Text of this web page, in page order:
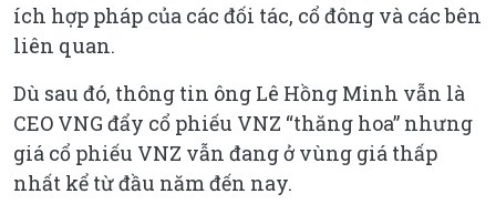
ích hợp pháp của các đối tác, cổ đông và các bên
liên quan.
Dù sau đó, thông tin ông Lê Hồng Minh vẫn là
CEO VNG đẩy cổ phiếu VNZ “thăng hoa” nhưng
giá cổ phiếu VNZ vẫn đang ở vùng giá thấp
nhất kể từ đầu năm đến nay.